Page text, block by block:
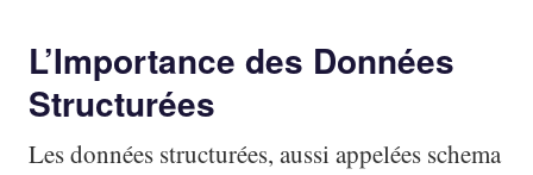
L’Importance des Données
Structurées
Les données structurées, aussi appelées schema